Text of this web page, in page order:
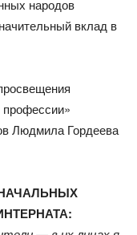
народов
вклад в
профессии»
Людмила Гордеева